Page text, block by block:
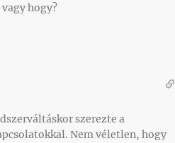
hogy?
szerezte a
Nem véletlen, hogy